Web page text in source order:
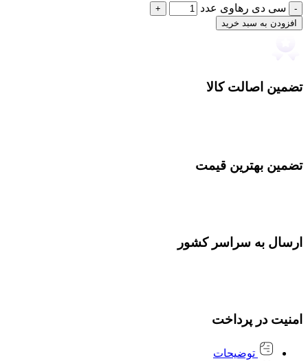
سی دی رهاوی عدد
افزودن به سبد خرید
تضمین اصالت کالا
تضمین بهترین قیمت
ارسال به سراسر کشور
امنیت در پرداخت
توضیحات